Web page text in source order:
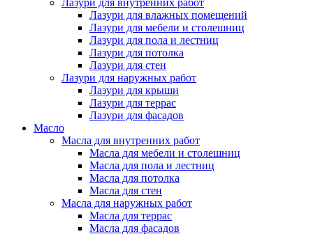
Лазури для внутренних работ
Лазури для влажных помещений
Лазури для мебели и столешниц
Лазури для пола и лестниц
Лазури для потолка
Лазури для стен
Лазури для наружных работ
Лазури для крыши
Лазури для террас
Лазури для фасадов
Масло
Масла для внутренних работ
Масла для мебели и столешниц
Масла для пола и лестниц
Масла для потолка
Масла для стен
Масла для наружных работ
Масла для террас
Масла для фасадов